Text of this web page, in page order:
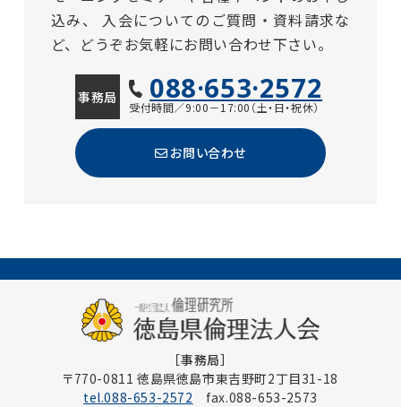
込み、
入会についてのご質問・資料請求な
ど、どうぞお気軽にお問い合わせ下さい。
事務局 088·653·2572
受付時間／9:00－17:00（土・日・祝休）
お問い合わせ
［事務局］
〒770-0811 徳島県徳島市東吉野町2丁目31-18
tel.088-653-2572 fax.088-653-2573